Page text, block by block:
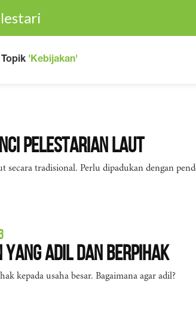
Topik 'Kebijakan'
Pelestarian Laut
secara tradisional. Perlu dipadukan dengan
Adil dan Berpihak
kepada usaha besar. Bagaimana agar adil?